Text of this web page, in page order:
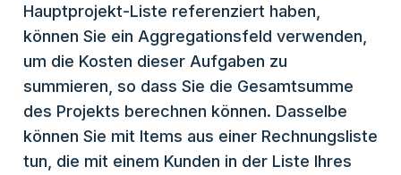
Hauptprojekt-Liste referenziert haben,
können Sie ein Aggregationsfeld verwenden,
um die Kosten dieser Aufgaben zu
summieren, so dass Sie die Gesamtsumme
des Projekts berechnen können. Dasselbe
können Sie mit Items aus einer Rechnungsliste
tun, die mit einem Kunden in der Liste Ihres